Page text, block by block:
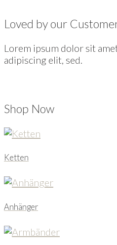
Loved by our
Lorem ipsum dolor sit
adipiscing elit, sed.
Shop Now
Ketten
Anhänger